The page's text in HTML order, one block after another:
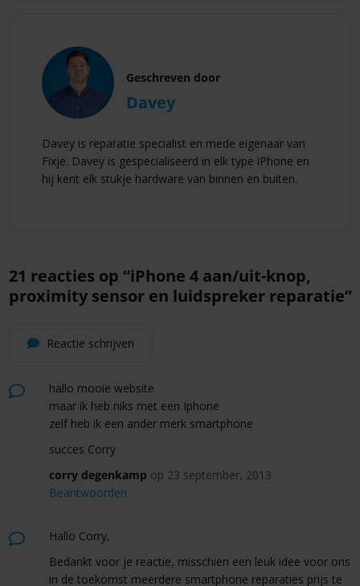
Geschreven door
Davey
Davey is reparatie specialist en mede eigenaar van
Fixje. Davey is gespecialiseerd in elk type iPhone en
hij kent elk stukje hardware van binnen en buiten.
21 reacties op “iPhone 4 aan/uit-knop,
proximity sensor en luidspreker reparatie”
Reactie schrijven
hallo mooie website
maar ik heb niks met een Iphone
zelf heb ik een ander merk smartphone
succes Corry
corry degenkamp op 23 september, 2013
Beantwoorden
Hallo Corry,
Bedankt voor je reactie, misschien een leuk idee voor ons
in de toekomst meerdere smartphone reparaties prijs te